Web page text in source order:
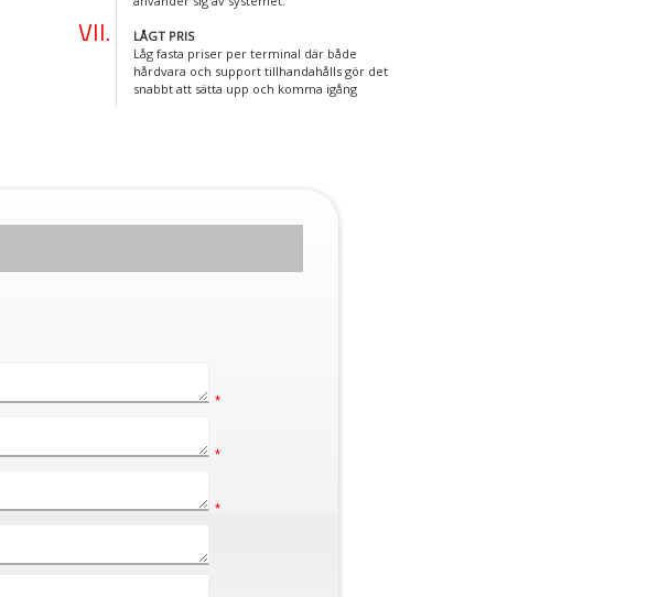
LÅGT PRIS
Låg fasta priser per terminal där både
hårdvara och support tillhandahålls gör det
snabbt att sätta upp och komma igång
*
*
*